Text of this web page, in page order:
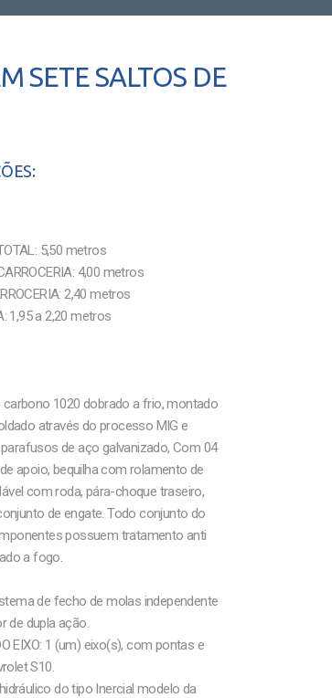
SETE SALTOS DE
5,50 metros
4,00 metros
2,40 metros
1,95 a 2,20 metros
1020 dobrado a frio, montado
através do processo MIG e
de aço galvanizado, Com 04
apoio, bequilha com rolamento de
com roda, pára-choque traseiro,
de engate. Todo conjunto do
possuem tratamento anti
a fogo.
de fecho de molas independente
de dupla ação.
EIXO: 1 (um) eixo(s), com pontas e
S10.
hidráulico do tipo Inercial modelo da